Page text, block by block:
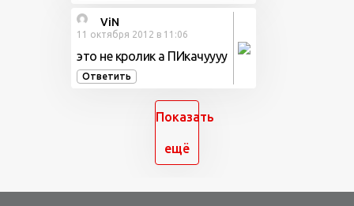
ViN
11 октября 2012 в 11:06
это не кролик а ПИкачуууу
Ответить
Показать
ещё